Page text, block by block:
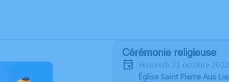
Cérémonie religieuse
vendredi 21 octobre
Église Saint Pierre Aux